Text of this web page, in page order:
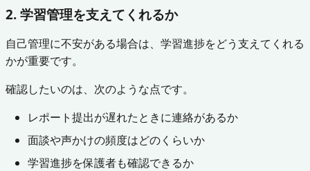
2. 学習管理を支えてくれるか
自己管理に不安がある場合は、学習進捗をどう支えてくれる
かが重要です。
確認したいのは、次のような点です。
レポート提出が遅れたときに連絡があるか
面談や声かけの頻度はどのくらいか
学習進捗を保護者も確認できるか